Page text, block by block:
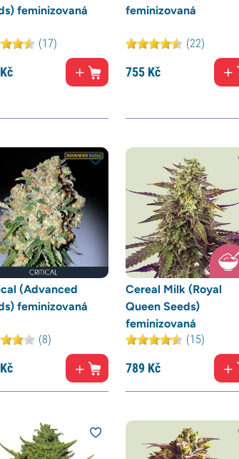
feminizovaná
(17)
Kč
feminizovaná
(22)
755 Kč
(Advanced
feminizovaná
(8)
Kč
Cereal Milk (Royal
Queen Seeds)
feminizovaná
(15)
789 Kč